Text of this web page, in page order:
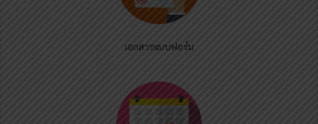
เอกสารแบบฟอร์ม